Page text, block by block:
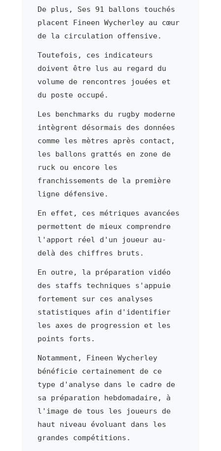
De plus, Ses 91 ballons touchés
placent Fineen Wycherley au cœur
de la circulation offensive.
Toutefois, ces indicateurs
doivent être lus au regard du
volume de rencontres jouées et
du poste occupé.
Les benchmarks du rugby moderne
intègrent désormais des données
comme les mètres après contact,
les ballons grattés en zone de
ruck ou encore les
franchissements de la première
ligne défensive.
En effet, ces métriques avancées
permettent de mieux comprendre
l'apport réel d'un joueur au-
delà des chiffres bruts.
En outre, la préparation vidéo
des staffs techniques s'appuie
fortement sur ces analyses
statistiques afin d'identifier
les axes de progression et les
points forts.
Notamment, Fineen Wycherley
bénéficie certainement de ce
type d'analyse dans le cadre de
sa préparation hebdomadaire, à
l'image de tous les joueurs de
haut niveau évoluant dans les
grandes compétitions.